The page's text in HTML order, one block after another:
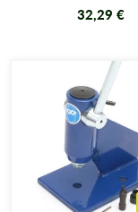
32,29 €